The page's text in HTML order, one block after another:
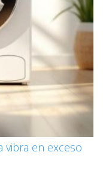
vibra en exceso